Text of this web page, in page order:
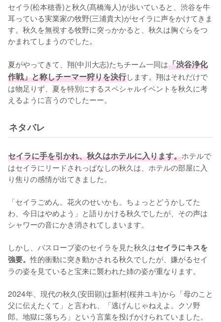
セイラ(松本穂香)と秋久(髙橋海人)が歩いていると、渋谷を牛
耳っている実業家の牧野(三浦貴大)がセイラに声をかけてきま
す。秋久を無視する牧野に突っかかると、秋久は胸ぐらをつ
かまれてしまうのでした。
夏がやってきて、翔(中川大志)たちチーム一同は「渋谷浄化
作戦」と称しチーマー狩りを決行します。翔はそれだけで
は物足りず、夏を特別にするスペシャルイベントを秋久に考
えるように言うのでしたーー。
ネタバレ
セイラに手を引かれ、秋久はホテルに入ります。ホテルで
はセイラにリードされっぱなしの秋久は、ホテルの部屋に入
り焦りの感情が出てきました。
「セイラごめん。花火のせいかも。ちょっとどうかしてた
わ、今日はやめよう」と語りかける秋久でしたが、その声は
シャワーの音にかき消されてしまいます。
しかし、バスローブ姿のセイラを見た秋久はセイラにキスを
強要。性的衝動に突き動かされる秋久でしたが、嫌がるセイ
ラの姿を見ていると宝来に襲われた姉の姿が重なります。
2024年、現代の秋久(安田顕)は新村(桜井ユキ)から「母のこと
父に伝えたくて」と言われ、「逃げんじゃねえよ。クソ野
郎。地獄に落ちろ」という言葉を投げかけられていました。